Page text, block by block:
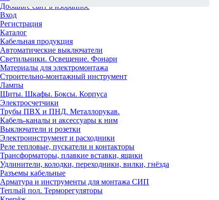
Добавьте сайт в избранное
Вход
Регистрация
Каталог
Кабельная продукция
Автоматические выключатели
Светильники. Освещение. Фонари
Материалы для электромонтажа
Строительно-монтажный инструмент
Лампы
Щиты. Шкафы. Боксы. Корпуса
Электросчетчики
Трубы ПВХ и ПНД. Металлорукав.
Кабель-каналы и аксессуары к ним
Выключатели и розетки
Электроинструмент и расходники
Реле тепловые, пускатели и контакторы
Трансформаторы, плавкие вставки, ящики
Удлинители, колодки, переходники, вилки, гнёзда
Разъемы кабельные
Арматура и инструменты для монтажа СИП
Теплый пол. Терморегуляторы